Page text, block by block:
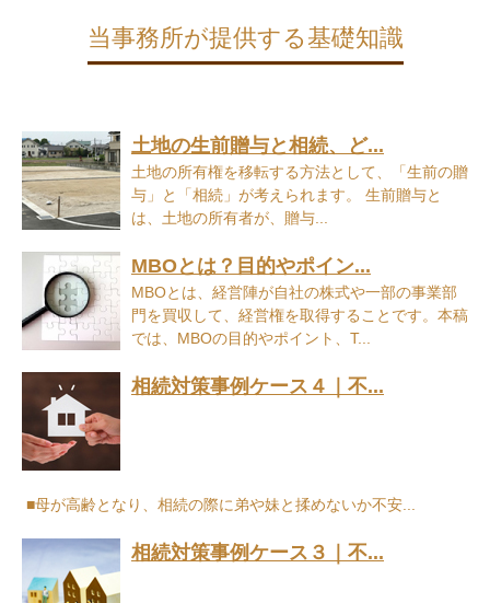
当事務所が提供する基礎知識
土地の生前贈与と相続、ど...
土地の所有権を移転する方法として、「生前の贈
与」と「相続」が考えられます。 生前贈与と
は、土地の所有者が、贈与...
MBOとは？目的やポイン...
MBOとは、経営陣が自社の株式や一部の事業部
門を買収して、経営権を取得することです。本稿
では、MBOの目的やポイント、T...
相続対策事例ケース４｜不...
■母が高齢となり、相続の際に弟や妹と揉めないか不安...
相続対策事例ケース３｜不...